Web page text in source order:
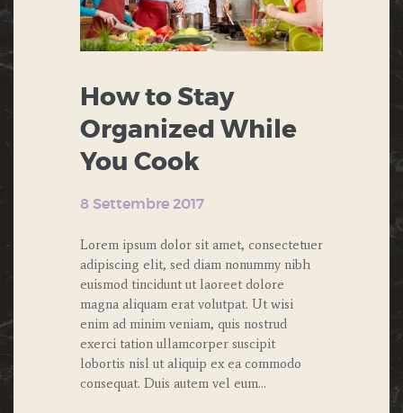
How to Stay
Organized While
You Cook
8 Settembre 2017
Lorem ipsum dolor sit amet, consectetuer
adipiscing elit, sed diam nonummy nibh
euismod tincidunt ut laoreet dolore
magna aliquam erat volutpat. Ut wisi
enim ad minim veniam, quis nostrud
exerci tation ullamcorper suscipit
lobortis nisl ut aliquip ex ea commodo
consequat. Duis autem vel eum…